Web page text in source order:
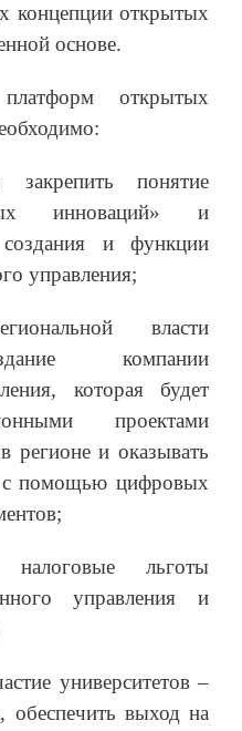
концепции открытых
основе.
открытых
закрепить понятие
инноваций» и
и функции
управления;
власти
компании
которая будет
проектами
регионе и оказывать
с помощью цифровых
налоговые льготы
управления и
университетов –
обеспечить выход на